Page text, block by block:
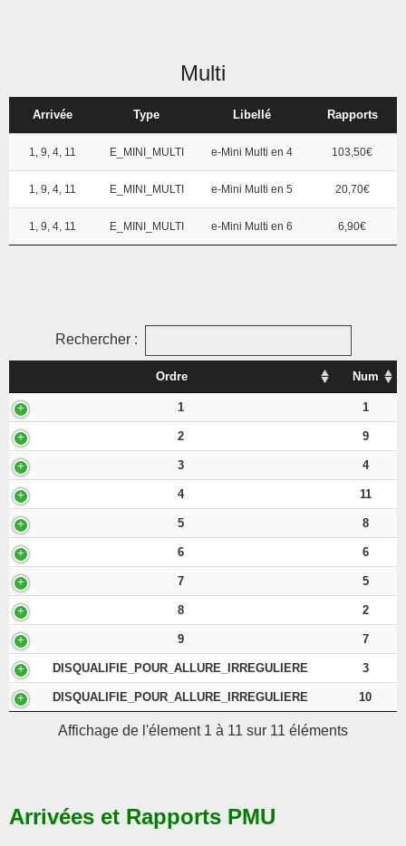
Multi
Arrivée Type Libellé Rapports
1, 9, 4, 11 E_MINI_MULTI e-Mini Multi en 4 103,50€
1, 9, 4, 11 E_MINI_MULTI e-Mini Multi en 5 20,70€
1, 9, 4, 11 E_MINI_MULTI e-Mini Multi en 6 6,90€
Rechercher :
Ordre Num
1 1
2 9
3 4
4 11
5 8
6 6
7 5
8 2
9 7
DISQUALIFIE_POUR_ALLURE_IRREGULIERE 3
DISQUALIFIE_POUR_ALLURE_IRREGULIERE 10
Affichage de l'élement 1 à 11 sur 11 éléments
Arrivées et Rapports PMU